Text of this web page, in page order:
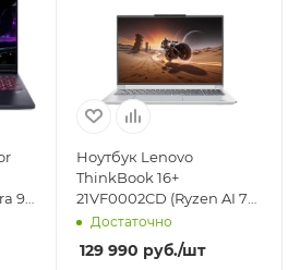
9
1TB
Ноутбук Lenovo
ThinkBook 16+
21VF0002CD (Ryzen AI 7
H450
2.0GHz/16"/3200x2000/32GB/
SSD/AMD Radeon
Достаточно
129 990 руб./шт